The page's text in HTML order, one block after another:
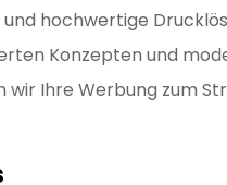
hochwertige
Konzepten und
wir Ihre Werbung zum